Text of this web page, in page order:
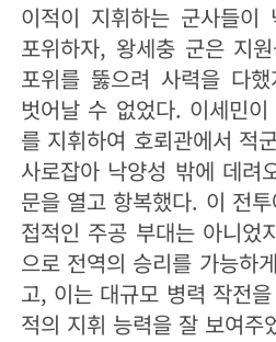
이적이 지휘하는 군사들이
포위하자, 왕세충 군은 지
포위를 뚫으려 사력을 다
벗어날 수 없었다. 이세민
를 지휘하여 호뢰관에서 적
사로잡아 낙양성 밖에 데려
문을 열고 항복했다. 이 전
접적인 주공 부대는 아니었
으로 전역의 승리를 가능하
고, 이는 대규모 병력 작전
적의 지휘 능력을 잘 보여주